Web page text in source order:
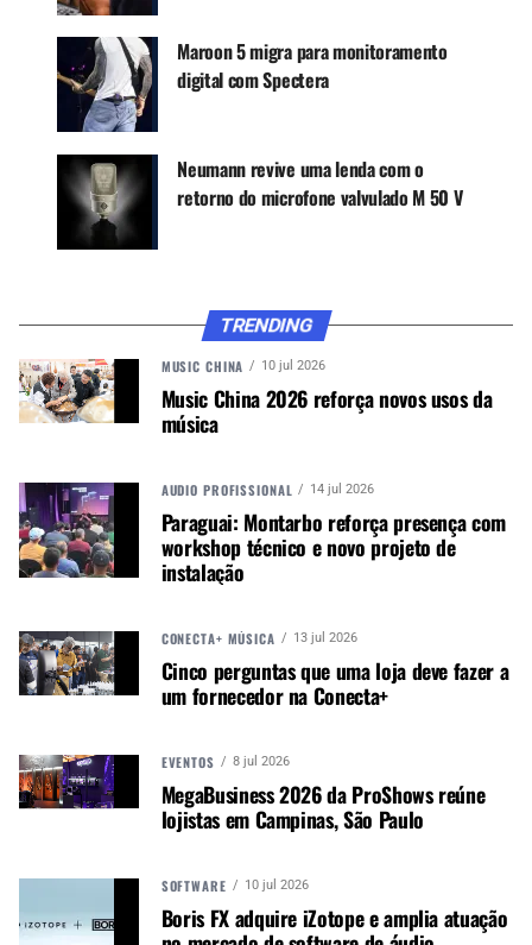
distribuição no Brasil e terá que lidar fortes
concorrentes com a Shure e a Sennheiser, que
vêm atuando no País. Isto sem contar com o
grande número de marcas brasileiras feitas na
Ásia, variação cambial e recessão.
CONTINUE ACOMPANHANDO
Receba novas matérias do Música & Mercado no
Canal WhatsApp
Outra novidade foi a inauguração da empresa
subsidiária Alteros, nos EUA, no final de 2016.
Esta se dedica ao desenvolvimento, pesquisa e
ação flexível e foco para fornecer uma ampla
variedade de soluções avançadas referentes a
espectro de frequência, afetando a operação de
vivo, estúdios de gravação, eventos esportivos,
broadcast, teatros e outras aplicações.
Como disse Phil Cajka, presidente e CEO da
representa o compromisso da Audio-Technica em
desenvolver e trazer soluções tecnológicas
Maroon 5 migra para monitoramento
digital com Spectera
Neumann revive uma lenda com o
retorno do microfone valvulado M 50 V
TRENDING
MUSIC CHINA 10 jul 2026
Music China 2026 reforça novos usos da
música
AUDIO PROFISSIONAL 14 jul 2026
Paraguai: Montarbo reforça presença com
workshop técnico e novo projeto de
instalação
CONECTA+ MÚSICA 13 jul 2026
Cinco perguntas que uma loja deve fazer a
um fornecedor na Conecta+
EVENTOS 8 jul 2026
MegaBusiness 2026 da ProShows reúne
lojistas em Campinas, São Paulo
SOFTWARE 10 jul 2026
Boris FX adquire iZotope e amplia atuação